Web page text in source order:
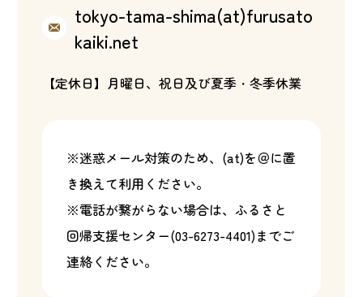
tokyo-tama-shima(at)furusato
kaiki.net
【定休日】月曜日、祝日及び夏季・冬季休業
※迷惑メール対策のため、(at)を＠に置
き換えて利用ください。
※電話が繋がらない場合は、ふるさと
回帰支援センター(03-6273-4401)までご
連絡ください。